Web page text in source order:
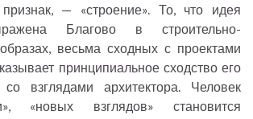
признак, — «строение». То, что идея
Благово в строительно-
весьма сходных с проектами
принципиальное сходство его
со взглядами архитектора. Человек
«новых взглядов» становится